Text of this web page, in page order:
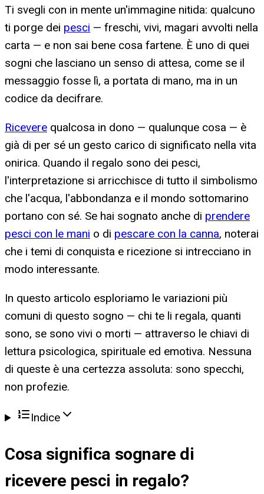
Ti svegli con in mente un'immagine nitida: qualcuno
ti porge dei pesci — freschi, vivi, magari avvolti nella
carta — e non sai bene cosa fartene. È uno di quei
sogni che lasciano un senso di attesa, come se il
messaggio fosse lì, a portata di mano, ma in un
codice da decifrare.
Ricevere qualcosa in dono — qualunque cosa — è
già di per sé un gesto carico di significato nella vita
onirica. Quando il regalo sono dei pesci,
l'interpretazione si arricchisce di tutto il simbolismo
che l'acqua, l'abbondanza e il mondo sottomarino
portano con sé. Se hai sognato anche di prendere
pesci con le mani o di pescare con la canna, noterai
che i temi di conquista e ricezione si intrecciano in
modo interessante.
In questo articolo esploriamo le variazioni più
comuni di questo sogno — chi te li regala, quanti
sono, se sono vivi o morti — attraverso le chiavi di
lettura psicologica, spirituale ed emotiva. Nessuna
di queste è una certezza assoluta: sono specchi,
non profezie.
Indice
Cosa significa sognare di
ricevere pesci in regalo?